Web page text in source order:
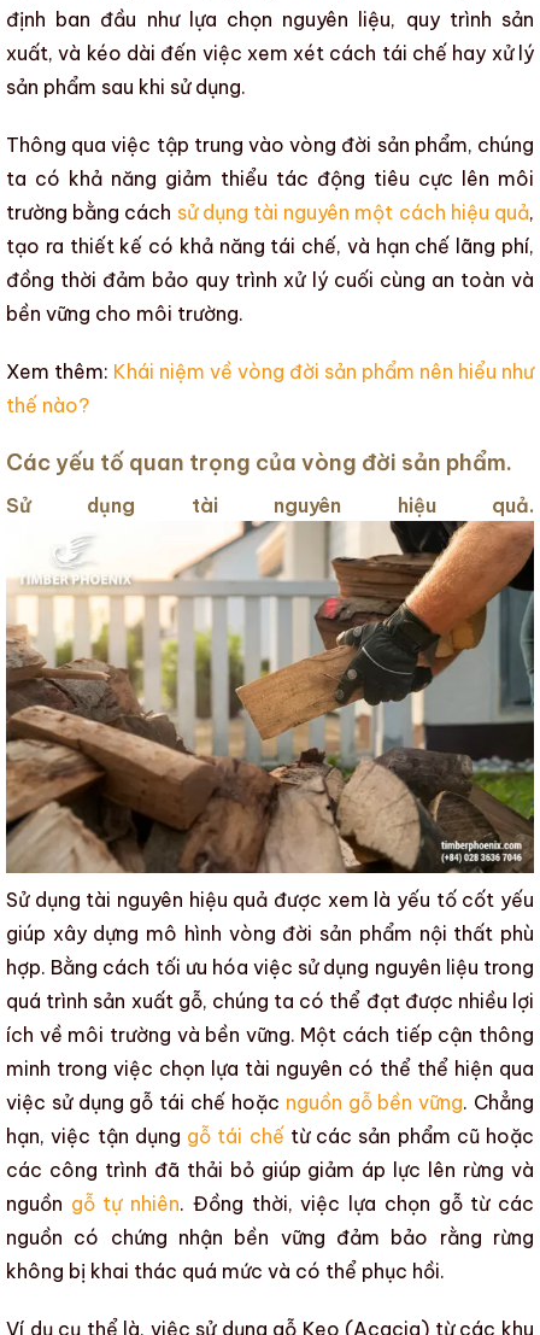
định ban đầu như lựa chọn nguyên liệu, quy trình sản
xuất, và kéo dài đến việc xem xét cách tái chế hay xử lý
sản phẩm sau khi sử dụng.
Thông qua việc tập trung vàovòng đời sản phẩm, chúng
ta có khả năng giảm thiểu tác động tiêu cực lên môi
trường bằng cách sử dụng tài nguyên một cách hiệu quả,
tạo ra thiết kế có khả năng tái chế, và hạn chế lãng phí,
đồng thời đảm bảo quy trình xử lý cuối cùng an toàn và
bền vững cho môi trường.
Xem thêm: Khái niệm về vòng đời sản phẩm nên hiểu như
thế nào?
Các yếu tố quan trọng của vòng đời sản phẩm.
Sử dụng tài nguyên hiệu quả.
Sử dụng tài nguyên hiệu quả được xem là yếu tố cốt yếu
giúp xây dựng mô hình vòng đời sản phẩm nội thất phù
hợp. Bằng cách tối ưu hóa việc sử dụng nguyên liệu trong
quá trình sản xuất gỗ, chúng ta có thể đạt được nhiều lợi
ích về môi trường và bền vững. Một cách tiếp cận thông
minh trong việc chọn lựa tài nguyên có thể thể hiện qua
việc sử dụng gỗ tái chế hoặc nguồn gỗ bền vững. Chẳng
hạn, việc tận dụng gỗ tái chế từ các sản phẩm cũ hoặc
các công trình đã thải bỏ giúp giảm áp lực lên rừng và
nguồn gỗ tự nhiên. Đồng thời, việc lựa chọn gỗ từ các
nguồn có chứng nhận bền vững đảm bảo rằng rừng
không bị khai thác quá mức và có thể phục hồi.
Ví dụ cụ thể là, việc sử dụng gỗ Keo (Acacia) từ các khu